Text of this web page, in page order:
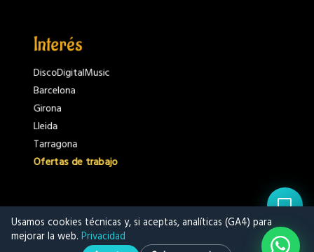
Interés
DiscoDigitalMusic
Barcelona
Girona
Lleida
Tarragona
Ofertas de trabajo
Usamos cookies técnicas y, si aceptas, analíticas (GA4) para
mejorar la web. Privacidad